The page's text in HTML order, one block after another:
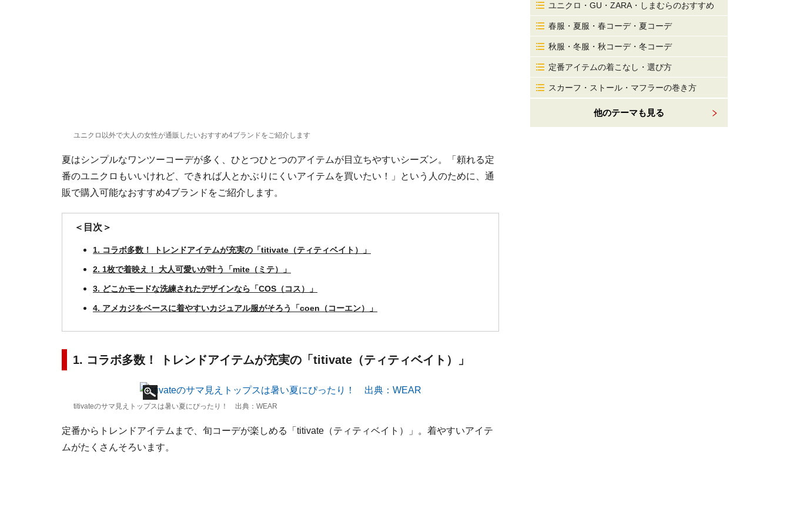
ユニクロ以外で大人の女性が通販したいおすすめ4ブランドをご紹介します
夏はシンプルなワンツーコーデが多く、ひとつひとつのアイテムが目立ちやすいシーズン。「頼れる定
番のユニクロもいいけれど、できれば人とかぶりにくいアイテムを買いたい！」という人のために、通
販で購入可能なおすすめ4ブランドをご紹介します。
＜目次＞
1. コラボ多数！ トレンドアイテムが充実の「titivate（ティティベイト）」
2. 1枚で着映え！ 大人可愛いが叶う「mite（ミテ）」
3. どこかモードな洗練されたデザインなら「COS（コス）」
4. アメカジをベースに着やすいカジュアル服がそろう「coen（コーエン）」
1. コラボ多数！ トレンドアイテムが充実の「titivate（ティティベイト）」
titivateのサマ見えトップスは暑い夏にぴったり！ 出典：WEAR
定番からトレンドアイテムまで、旬コーデが楽しめる「titivate（ティティベイト）」。着やすいアイテ
ムがたくさんそろいます。
ユニクロ・GU・ZARA・しまむらのおすすめ
春服・夏服・春コーデ・夏コーデ
秋服・冬服・秋コーデ・冬コーデ
定番アイテムの着こなし・選び方
スカーフ・ストール・マフラーの巻き方
他のテーマも見る